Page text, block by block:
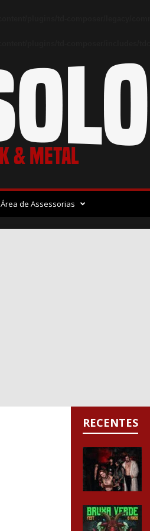
Área de Assessorias
RECENTES